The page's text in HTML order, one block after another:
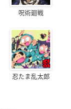
呪術廻戦
忍たま乱太郎